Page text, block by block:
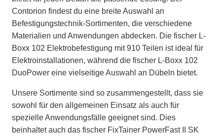
Contorion findest du eine breite Auswahl an
Befestigungstechnik-Sortimenten, die verschiedene
Materialien und Anwendungen abdecken. Die fischer L-
Boxx 102 Elektrobefestigung mit 910 Teilen ist ideal für
Elektroinstallationen, während die fischer L-Boxx 102
DuoPower eine vielseitige Auswahl an Dübeln bietet.
Unsere Sortimente sind so zusammengestellt, dass sie
sowohl für den allgemeinen Einsatz als auch für
spezielle Anwendungsfälle geeignet sind. Dies
beinhaltet auch das fischer FixTainer PowerFast II SK